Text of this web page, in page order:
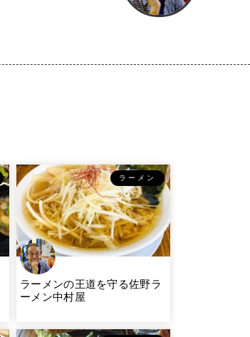
ラーメン
ラーメンの王道を守る佐野ラ
ーメン中村屋